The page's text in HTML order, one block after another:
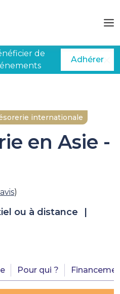
de
Adhérer
internationale
en Asie -
)
ou à distance
Pour qui ?